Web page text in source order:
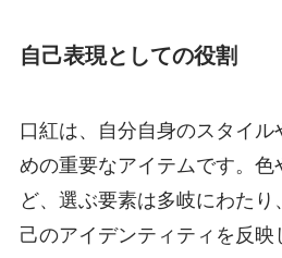
自己表現としての役割
口紅は、自分自身のスタイル
めの重要なアイテムです。色
ど、選ぶ要素は多岐にわたり
己のアイデンティティを反映